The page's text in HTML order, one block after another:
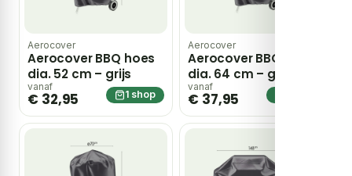
Aerocover
Aerocover BBQ hoes
dia. 52 cm – grijs
vanaf
€ 32,95 1 shop
Aerocover
Aerocover BBQ hoes
dia. 64 cm – grijs
vanaf
€ 37,95